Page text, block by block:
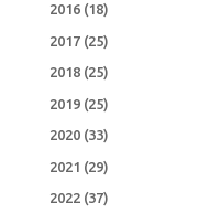
2016(18)
2017(25)
2018(25)
2019(25)
2020(33)
2021 (29)
2022(37)